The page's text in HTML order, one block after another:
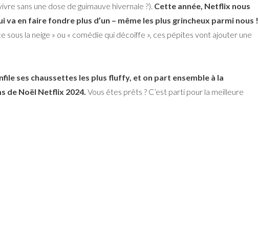
sans une dose de guimauve hivernale ?). Cette année, Netflix nous
va en faire fondre plus d’un – même les plus grincheux parmi nous !
sous la neige » ou « comédie qui décoiffe », ces pépites vont ajouter une
ses chaussettes les plus fluffy, et on part ensemble à la
de Noël Netflix 2024. Vous êtes prêts ? C’est parti pour la meilleure